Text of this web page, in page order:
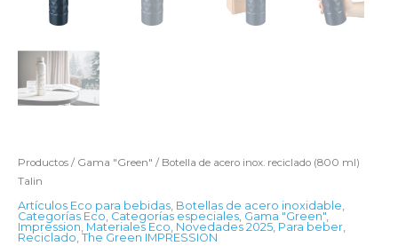
Productos / Gama "Green" / Botella de acero inox. reciclado (800 ml)
Talin
Artículos Eco para bebidas, Botellas de acero inoxidable,
Categorías Eco, Categorías especiales, Gama "Green",
Impression, Materiales Eco, Novedades 2025, Para beber,
Reciclado, The Green IMPRESSION